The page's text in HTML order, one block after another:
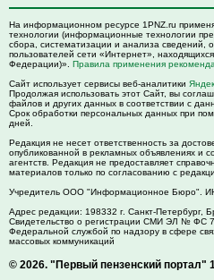
На информационном ресурсе 1PNZ.ru
технологии (информационные технологии
сбора, систематизации и анализа сведений,
пользователей сети «Интернет»,
Федерации)». Правила применения
Сайт использует сервисы веб-аналитики
Продолжая использовать этот Сайт, вы
файлов и других данных в соответствии с
Срок обработки персональных данных при
дней.
Редакция не несет ответственность за
опубликованной в рекламных объявлениях и
агентств. Редакция не предоставляет
материалов только по согласованию с
Учредитель ООО "Информационное Бюро".
Адрес редакции: 198332 г. Санкт-Петербург,
Свидетельство о регистрации СМИ ЭЛ № ФС
Федеральной службой по надзору в сфере
массовых коммуникаций
© 2026. "Первый пензенский портал"